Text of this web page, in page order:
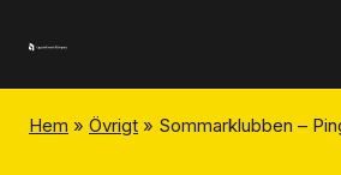
Program och biljetter
Hem » Övrigt » Sommarklubben –